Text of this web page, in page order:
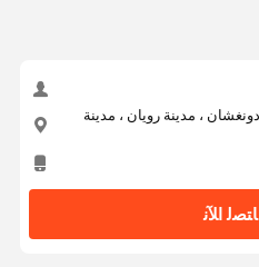
، مدينة رويان ، مدينة
ﺎﺘﺼﻟ ﺍﻶﻧ